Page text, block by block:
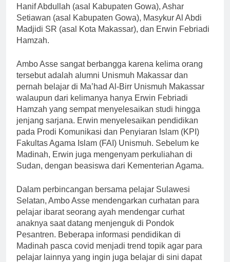
Hanif Abdullah (asal Kabupaten Gowa), Ashar
Setiawan (asal Kabupaten Gowa), Masykur Al Abdi
Madjidi SR (asal Kota Makassar), dan Erwin Febriadi
Hamzah.
Ambo Asse sangat berbangga karena kelima orang
tersebut adalah alumni Unismuh Makassar dan
pernah belajar di Ma’had Al-Birr Unismuh Makassar
walaupun dari kelimanya hanya Erwin Febriadi
Hamzah yang sempat menyelesaikan studi hingga
jenjang sarjana. Erwin menyelesaikan pendidikan
pada Prodi Komunikasi dan Penyiaran Islam (KPI)
Fakultas Agama Islam (FAI) Unismuh. Sebelum ke
Madinah, Erwin juga mengenyam perkuliahan di
Sudan, dengan beasiswa dari Kementerian Agama.
Dalam perbincangan bersama pelajar Sulawesi
Selatan, Ambo Asse mendengarkan curhatan para
pelajar ibarat seorang ayah mendengar curhat
anaknya saat datang menjenguk di Pondok
Pesantren. Beberapa informasi pendidikan di
Madinah pasca covid menjadi trend topik agar para
pelajar lainnya yang ingin juga belajar di sini dapat